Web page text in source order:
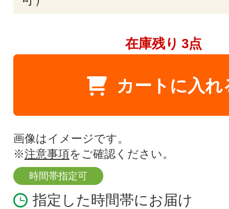
在庫残り 3点
カートに入れ
画像はイメージです。
※注意事項をご確認ください。
時間帯指定可
指定した時間帯にお届け